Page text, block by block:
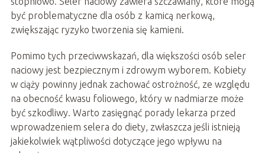
być problematyczne dla osób z kamicą nerkową,
zwiększając ryzyko tworzenia się kamieni.
Pomimo tych przeciwwskazań, dla większości osób seler
naciowy jest bezpiecznym i zdrowym wyborem. Kobiety
w ciąży powinny jednak zachować ostrożność, ze względu
na obecność kwasu foliowego, który w nadmiarze może
być szkodliwy. Warto zasięgnąć porady lekarza przed
wprowadzeniem selera do diety, zwłaszcza jeśli istnieją
jakiekolwiek wątpliwości dotyczące jego wpływu na